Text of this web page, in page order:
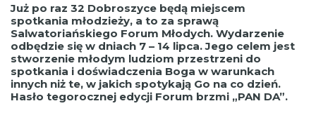
Już po raz 32 Dobroszyce będą miejscem
spotkania młodzieży, a to za sprawą
Salwatoriańskiego Forum Młodych. Wydarzenie
odbędzie się w dniach 7 – 14 lipca. Jego celem jest
stworzenie młodym ludziom przestrzeni do
spotkania i doświadczenia Boga w warunkach
innych niż te, w jakich spotykają Go na co dzień.
Hasło tegorocznej edycji Forum brzmi „PAN DA”.